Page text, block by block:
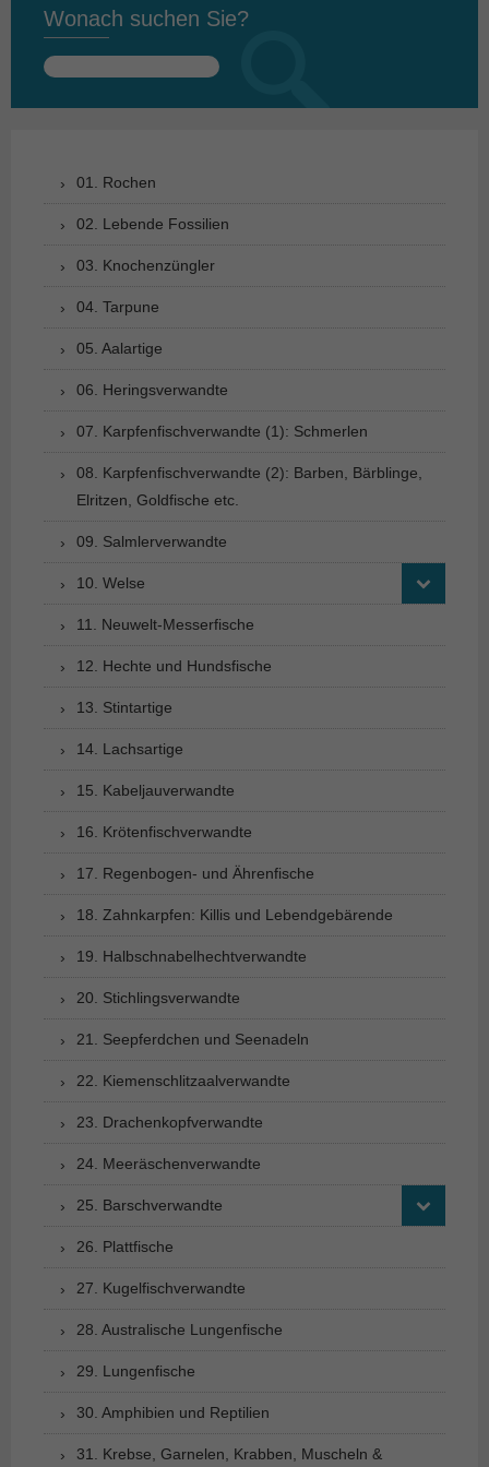
Wonach suchen Sie?
Suchen
01. Rochen
02. Lebende Fossilien
03. Knochenzüngler
04. Tarpune
05. Aalartige
06. Heringsverwandte
07. Karpfenfischverwandte (1): Schmerlen
08. Karpfenfischverwandte (2): Barben, Bärblinge,
Elritzen, Goldfische etc.
09. Salmlerverwandte
10. Welse
11. Neuwelt-Messerfische
12. Hechte und Hundsfische
13. Stintartige
14. Lachsartige
15. Kabeljauverwandte
16. Krötenfischverwandte
17. Regenbogen- und Ährenfische
18. Zahnkarpfen: Killis und Lebendgebärende
19. Halbschnabelhechtverwandte
20. Stichlingsverwandte
21. Seepferdchen und Seenadeln
22. Kiemenschlitzaalverwandte
23. Drachenkopfverwandte
24. Meeräschenverwandte
25. Barschverwandte
26. Plattfische
27. Kugelfischverwandte
28. Australische Lungenfische
29. Lungenfische
30. Amphibien und Reptilien
31. Krebse, Garnelen, Krabben, Muscheln &